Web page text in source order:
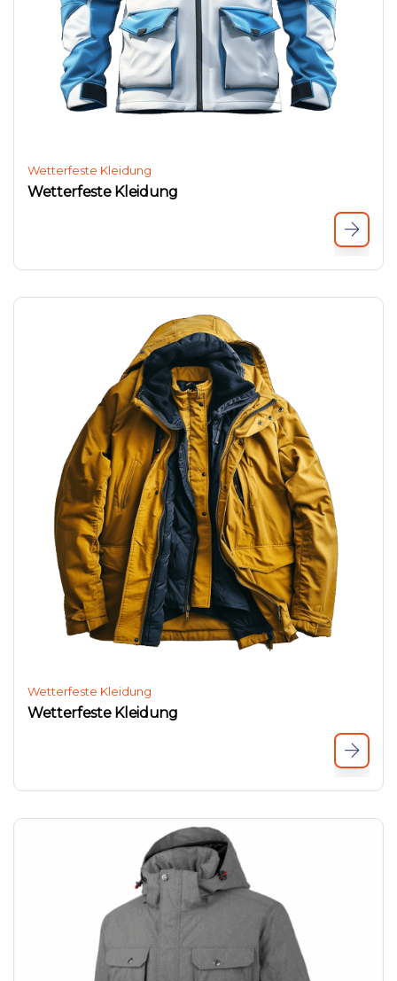
Wetterfeste Kleidung
Wetterfeste Kleidung
Wetterfeste Kleidung
Wetterfeste Kleidung